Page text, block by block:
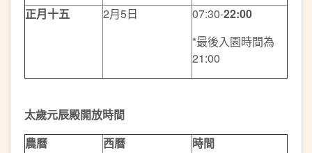
正月十五 2月5日 07:30-22:00
*最後入園時間為
21:00
太歲元辰殿開放時間
農曆
西曆
時間